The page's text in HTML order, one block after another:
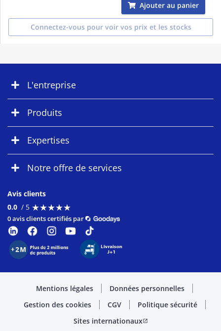
Ajouter au panier
Connectez-vous pour voir vos prix et les stocks
L'entreprise
Produits
Expertises
Notre offre de services
Avis clients
0.0 / 5 ★★★★★
★★★★★
0 avis clients certifiés par
Mentions légales
Données personnelles
Gestion des cookies
CGV
Politique sécurité
Sites internationauxopen_in_new